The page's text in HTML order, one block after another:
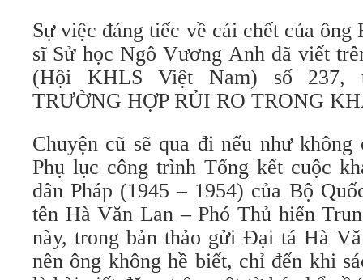
Sự việc đáng tiếc về cái chết của
sĩ Sử học Ngô Vương Anh đã viết
(Hội KHLS Việt Nam) số 237,
TRƯỜNG HỢP RỦI RO TRONG
Chuyện cũ sẽ qua đi nếu như không
Phụ lục công trình Tổng kết cuộc
dân Pháp (1945 – 1954) của Bộ
tên Hà Văn Lan – Phó Thủ hiến
này, trong bản thảo gửi Đại tá Hà
nên ông không hề biết, chỉ đến khi